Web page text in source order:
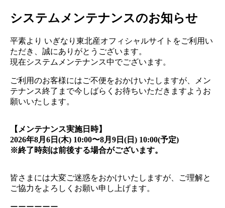
システムメンテナンスのお知らせ
平素より いぎなり東北産オフィシャルサイトをご利用い
ただき、誠にありがとうございます。
現在システムメンテナンス中でございます。
ご利用のお客様にはご不便をおかけいたしますが、メン
テナンス終了まで今しばらくお待ちいただきますようお
願いいたします。
【メンテナンス実施日時】
2026年8月6日(木) 10:00〜8月9日(日) 10:00(予定)
※終了時刻は前後する場合がございます。
皆さまには大変ご迷惑をおかけいたしますが、ご理解と
ご協力をよろしくお願い申し上げます。